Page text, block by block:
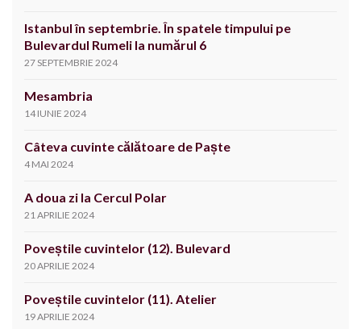
Istanbul în septembrie. În spatele timpului pe
Bulevardul Rumeli la numărul 6
27 SEPTEMBRIE 2024
Mesambria
14 IUNIE 2024
Câteva cuvinte călătoare de Paște
4 MAI 2024
A doua zi la Cercul Polar
21 APRILIE 2024
Poveștile cuvintelor (12). Bulevard
20 APRILIE 2024
Poveștile cuvintelor (11). Atelier
19 APRILIE 2024